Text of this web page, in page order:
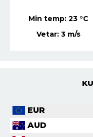
Min temp:23 °C
Vetar:3 m/s
EUR
AUD